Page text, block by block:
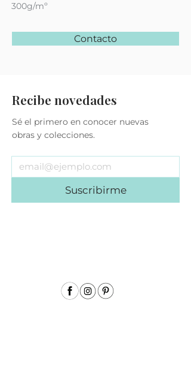
300g/mº
Contacto
Recibe novedades
Sé el primero en conocer nuevas
obras y colecciones.
Suscribirme